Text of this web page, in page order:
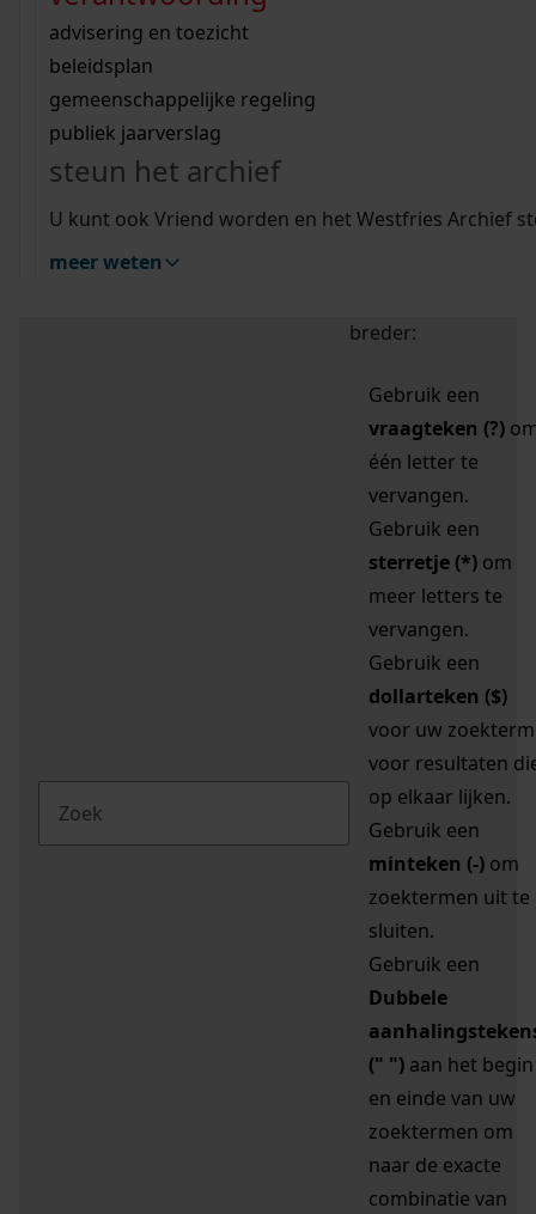
bouwvergunningen
omgevingsvergunningen
vergunningen
beeld en geluid
uitleg nodig?
Wij helpen u op weg met een aantal zoektips.
bekijk alle zoektips
Wij helpen u op weg met een aantal zoektips.
bekijk alle zoektips
bekijk ons geschiedenislokaal
advisering en toezicht
beleidsplan
gemeenschappelijke regeling
publiek jaarverslag
steun het archief
U kunt ook Vriend worden en het Westfries Archief
meer weten
zoektips
Mijn Studiezaal (inloggen)
uw zoekopdracht te
breder:
Gebruik een
vraagteken (?)
één letter te
vervangen.
Gebruik een
sterretje (*) om
meer letters te
vervangen.
Gebruik een
dollarteken ($)
voor uw zoekterm
voor resultaten
op elkaar lijken.
Gebruik een
minteken (-) om
zoektermen uit te
sluiten.
Gebruik een
Dubbele
(" ") aan het begin
en einde van uw
zoektermen om
naar de exacte
combinatie van